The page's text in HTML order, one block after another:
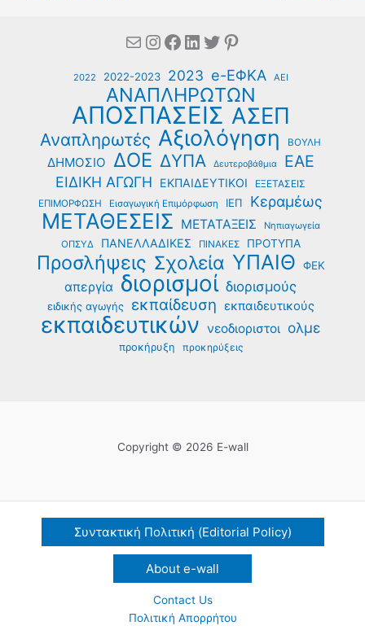
MailInstagram
Facebook
Linkedin
Twitter
Pinterest
2022 2022-2023 2023 e-ΕΦΚΑ ΑΕΙ
ΑΝΑΠΛΗΡΩΤΩΝ
ΑΠΟΣΠΑΣΕΙΣ ΑΣΕΠ
Αναπληρωτές Αξιολόγηση ΒΟΥΛΗ
ΔΗΜΟΣΙΟ ΔΟΕ ΔΥΠΑ Δευτεροβάθμια ΕΑΕ
ΕΙΔΙΚΗ ΑΓΩΓΗ ΕΚΠΑΙΔΕΥΤΙΚΟΙ ΕΞΕΤΑΣΕΙΣ
ΕΠΙΜΟΡΦΩΣΗ Εισαγωγική Επιμόρφωση ΙΕΠ Κεραμέως
ΜΕΤΑΘΕΣΕΙΣ ΜΕΤΑΤΑΞΕΙΣ
Νηπιαγωγεία
ΟΠΣΥΔ
ΠΑΝΕΛΛΑΔΙΚΕΣ ΠΙΝΑΚΕΣ ΠΡΟΤΥΠΑ
Προσλήψεις Σχολεία ΥΠΑΙΘ ΦΕΚ
απεργία διορισμοί διορισμούς
ειδικής αγωγής εκπαίδευση εκπαιδευτικούς
εκπαιδευτικών νεοδιοριστοι ολμε
προκήρυξη προκηρύξεις
Copyright © 2026 E-wall
Συντακτική Πολιτική (Editorial Policy)
About e-wall
Contact Us
Πολιτική Απορρήτου